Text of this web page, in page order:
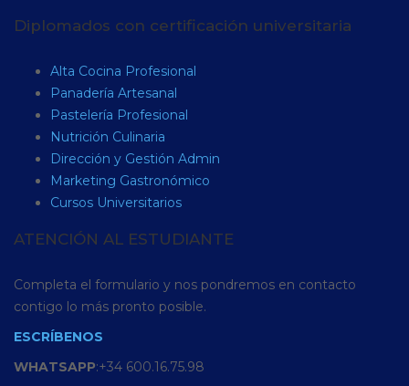
Diplomados con certificación universitaria
Alta Cocina Profesional
Panadería Artesanal
Pastelería Profesional
Nutrición Culinaria
Dirección y Gestión Admin
Marketing Gastronómico
Cursos Universitarios
ATENCIÓN AL ESTUDIANTE
Completa el formulario y nos pondremos en contacto
contigo lo más pronto posible.
ESCRÍBENOS
WHATSAPP:+34 600.16.75.98